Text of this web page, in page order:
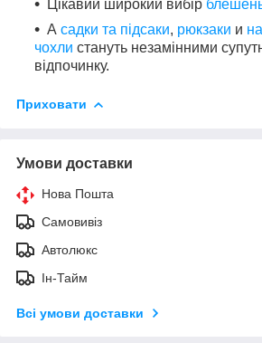
Цікавий широкий вибір
А садки та підсаки, рюкзаки и
чохли стануть незамінними
відпочинку.
Приховати
Умови доставки
Нова Пошта
Самовивіз
Автолюкс
Ін-Тайм
Всі умови доставки